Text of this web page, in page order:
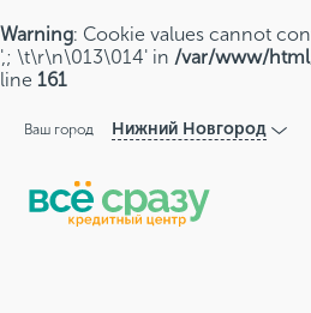
Warning: Cookie values cannot
',; \t\r\n\013\014' in /var/www/
line 161
Ваш город Нижний Новгород